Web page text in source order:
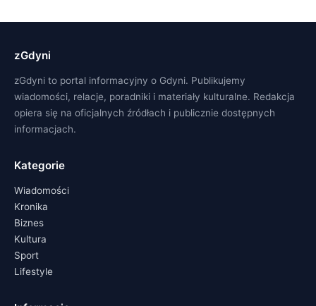
zGdyni
zGdyni to portal informacyjny o Gdyni. Publikujemy
wiadomości, relacje, poradniki i materiały kulturalne. Redakcja
opiera się na oficjalnych źródłach i publicznie dostępnych
informacjach.
Kategorie
Wiadomości
Kronika
Biznes
Kultura
Sport
Lifestyle